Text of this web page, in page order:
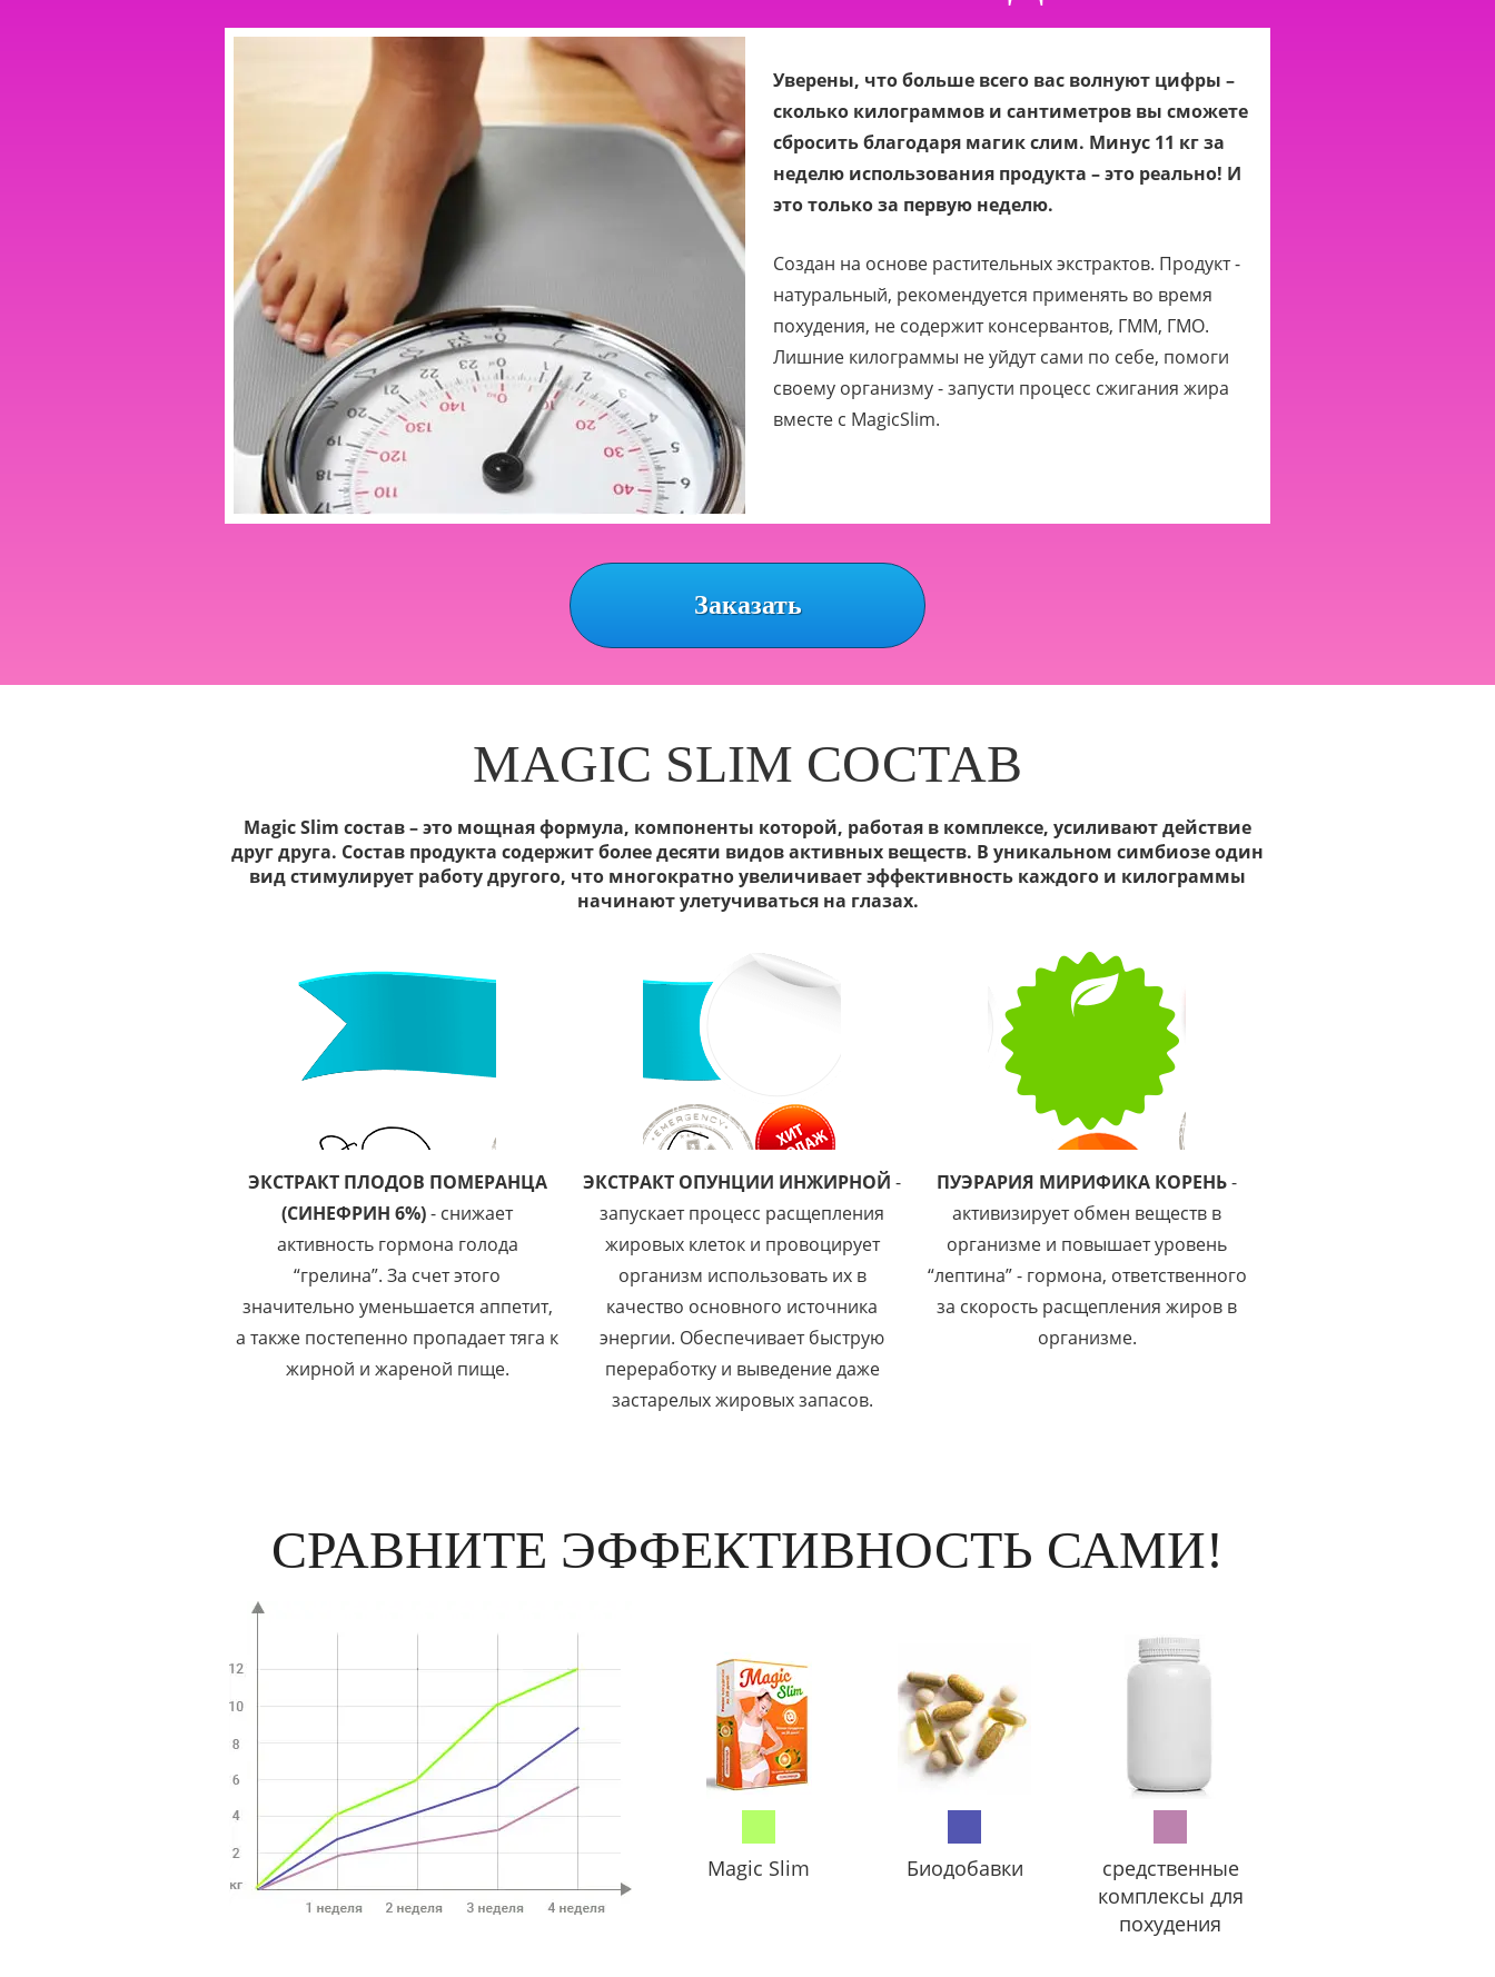
Уверены, что больше всего вас волнуют цифры –
сколько килограммов и сантиметров вы сможете
сбросить благодаря магик слим. Минус 11 кг за
неделю использования продукта – это реально! И
это только за первую неделю.
Создан на основе растительных экстрактов. Продукт -
натуральный, рекомендуется применять во время
похудения, не содержит консервантов, ГММ, ГМО.
Лишние килограммы не уйдут сами по себе, помоги
своему организму - запусти процесс сжигания жира
вместе с MagicSlim.
Заказать
MAGIC SLIM СОСТАВ
Magic Slim состав – это мощная формула, компоненты которой, работая в комплексе, усиливают действие
друг друга. Состав продукта содержит более десяти видов активных веществ. В уникальном симбиозе один
вид стимулирует работу другого, что многократно увеличивает эффективность каждого и килограммы
начинают улетучиваться на глазах.
ЭКСТРАКТ ПЛОДОВ ПОМЕРАНЦА
(СИНЕФРИН 6%)- cнижает
активность гормона голода
“грелина”. За счет этого
значительно уменьшается аппетит,
а также постепенно пропадает тяга к
жирной и жареной пище.
ЭКСТРАКТ ОПУНЦИИ ИНЖИРНОЙ -
запускает процесс расщепления
жировых клеток и провоцирует
организм использовать их в
качество основного источника
энергии. Обеспечивает быструю
переработку и выведение даже
застарелых жировых запасов.
ПУЭРАРИЯ МИРИФИКА КОРЕНЬ-
активизирует обмен веществ в
организме и повышает уровень
“лептина” - гормона, ответственного
за скорость расщепления жиров в
организме.
СРАВНИТЕ ЭФФЕКТИВНОСТЬ САМИ!
Magic Slim Биодобавки
средственные
комплексы для
похудения